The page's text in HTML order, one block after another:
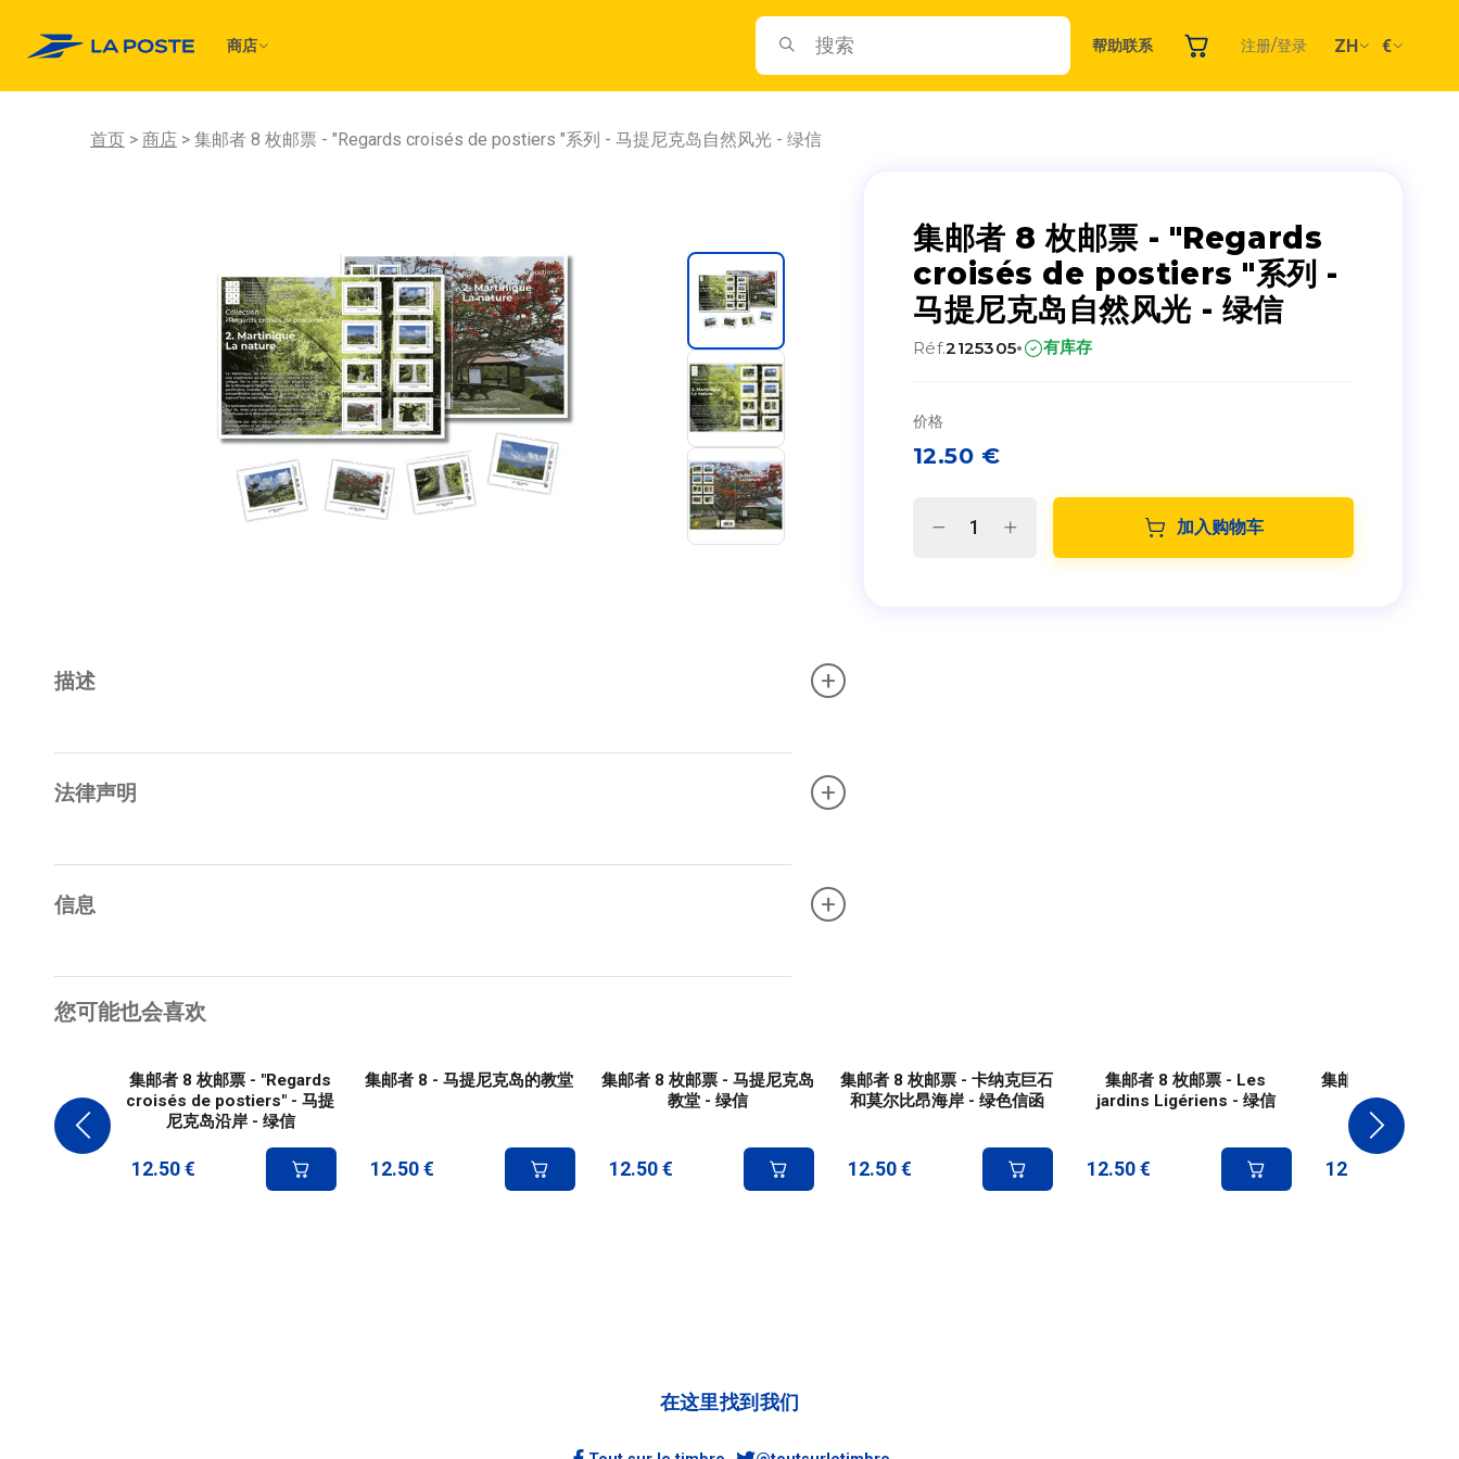
商店 帮助联系 注册/登录 ZH €
首页 商店 集邮者 8 枚邮票 - "Regards croisés de postiers "系列 - 马提尼克岛自然风光 - 绿信
集邮者 8 枚邮票 - "Regards
croisés de postiers "系列 -
马提尼克岛自然风光 - 绿信
Réf.2125305· 有库存
价格
12.50 €
加入购物车
描述 +
法律声明 +
信息 +
您可能也会喜欢
集邮者 8 枚邮票 - "Regards
croisés de postiers" - 马提
尼克岛沿岸 - 绿信
12.50 €
集邮者 8 - 马提尼克岛的教堂
12.50 €
集邮者 8 枚邮票 - 马提尼克岛
教堂 - 绿信
12.50 €
集邮者 8 枚邮票 - 卡纳克巨石
和莫尔比昂海岸 - 绿色信函
12.50 €
集邮者 8 枚邮票 - Les
jardins Ligériens - 绿信
12.50 €
集邮者 8 枚邮票 -
12.50
在这里找到我们